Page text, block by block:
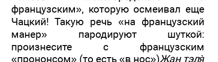
французским», которую осмеивал еще
Чацкий! Такую речь «на французский
манер» пародируют шуткой:
произнесите с французским
«прононсом» (то есть «в нос»)Жан тэля̀